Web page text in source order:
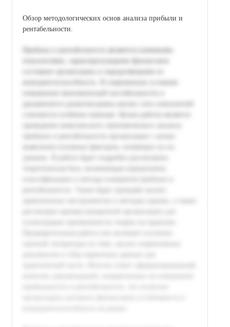
Обзор методологических основ анализа прибыли и
рентабельности.